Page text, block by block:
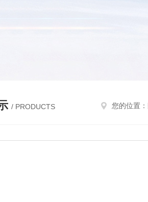
/ PRODUCTS 您的位置：